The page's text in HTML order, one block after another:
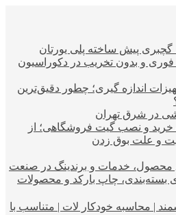
گچبری پیش ساخته پلی یورتان
و بدون تخریب در دکوراسیون
اندازه گیری؛ چطور دقیق‌ترین
در شرق تهران
خرید و نصب گیت فروشگاهی؛ از
و علت بوق زدن
محصول، خدمات و برندینگ در صنعت
بسته‌بندی، چاپ بارکد و محصولات
| محاسبه خودکار لات | متناسب با